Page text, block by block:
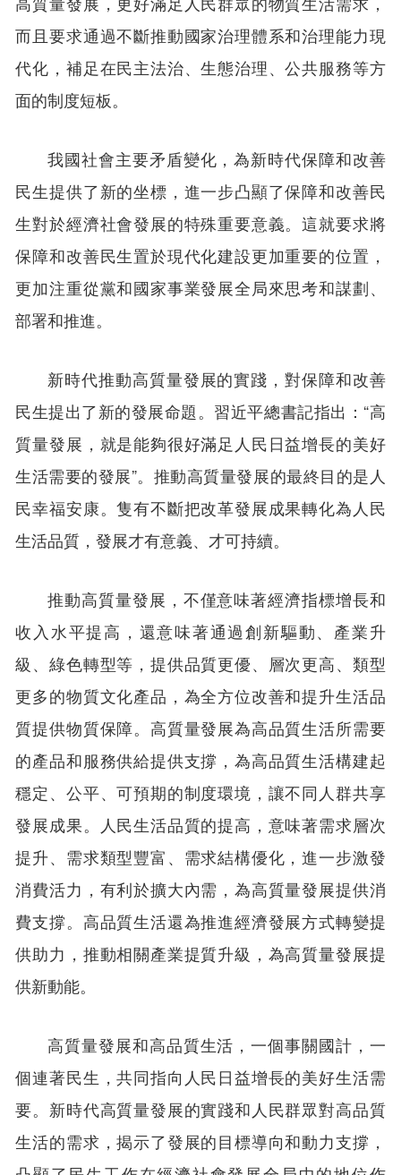
而且要求通過不斷推動國家治理體系和治理能力現
代化，補足在民主法治、生態治理、公共服務等方
面的制度短板。
我國社會主要矛盾變化，為新時代保障和改善
民生提供了新的坐標，進一步凸顯了保障和改善民
生對於經濟社會發展的特殊重要意義。這就要求將
保障和改善民生置於現代化建設更加重要的位置，
更加注重從黨和國家事業發展全局來思考和謀劃、
部署和推進。
新時代推動高質量發展的實踐，對保障和改善
民生提出了新的發展命題。習近平總書記指出：“高
質量發展，就是能夠很好滿足人民日益增長的美好
生活需要的發展”。推動高質量發展的最終目的是人
民幸福安康。隻有不斷把改革發展成果轉化為人民
生活品質，發展才有意義、才可持續。
推動高質量發展，不僅意味著經濟指標增長和
收入水平提高，還意味著通過創新驅動、產業升
級、綠色轉型等，提供品質更優、層次更高、類型
更多的物質文化產品，為全方位改善和提升生活品
質提供物質保障。高質量發展為高品質生活所需要
的產品和服務供給提供支撐，為高品質生活構建起
穩定、公平、可預期的制度環境，讓不同人群共享
發展成果。人民生活品質的提高，意味著需求層次
提升、需求類型豐富、需求結構優化，進一步激發
消費活力，有利於擴大內需，為高質量發展提供消
費支撐。高品質生活還為推進經濟發展方式轉變提
供助力，推動相關產業提質升級，為高質量發展提
供新動能。
高質量發展和高品質生活，一個事關國計，一
個連著民生，共同指向人民日益增長的美好生活需
要。新時代高質量發展的實踐和人民群眾對高品質
生活的需求，揭示了發展的目標導向和動力支撐，